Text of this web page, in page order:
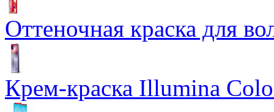
Оттеночная краска для
Крем-краска Illumina